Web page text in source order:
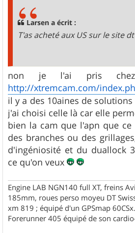
Larsen a écrit :
T'as acheté aux US sur le site
non je l'ai pris chez
http://xtremcam.com/
il y a des 10aines de
j'ai choisi celle là car elle
bien la cam que l'apn que
des branches ou des
d'ingéniosité et du duallock
ce qu'on veux
Engine LAB NGN140 full XT, freins
185mm, roues perso moyeu DT
xm 819 ; équipé d'un GPSmap 60CSx.
Forerunner 405 équipé de son